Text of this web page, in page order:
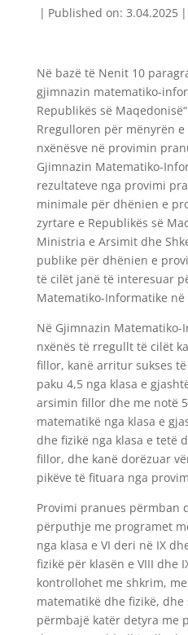
| Published on: 3.04.2025 |
Në bazë të Nenit 10
gjimnazin matematiko-
Republikës së
Rregulloren për mënyrën
nxënësve në provimin
Gjimnazin Matematiko-
rezultateve nga provimi
minimale për dhënien e
zyrtare e Republikës së
Ministria e Arsimit dhe
publike për dhënien e
të cilët janë të interesuar
Matematiko-Informatike
Në Gjimnazin
nxënës të rregullt të cilët
fillor, kanë arritur sukses
paku 4,5 nga klasa e
arsimin fillor dhe me notë
matematikë nga klasa e
dhe fizikë nga klasa e tetë
fillor, dhe kanë dorëzuar
pikëve të fituara nga
Provimi pranues përmban
përputhje me programet
nga klasa e VI deri në IX
fizikë për klasën e VIII dhe
kontrollohet me shkrim,
matematikë dhe fizikë,
përmbajë katër detyra me